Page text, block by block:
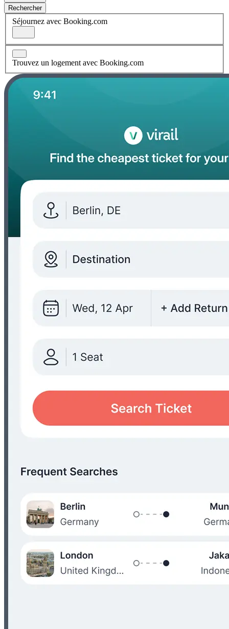
Rechercher
Séjournez avec Booking.com
Trouvez un logement avec Booking.com